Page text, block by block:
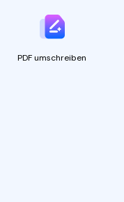
PDF umschreiben